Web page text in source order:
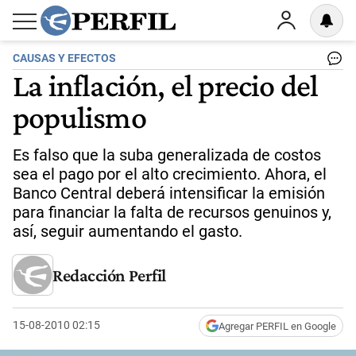
CAUSAS Y EFECTOS
La inflación, el precio del
populismo
Es falso que la suba generalizada de costos
sea el pago por el alto crecimiento. Ahora, el
Banco Central deberá intensificar la emisión
para financiar la falta de recursos genuinos y,
así, seguir aumentando el gasto.
Redacción Perfil
15-08-2010 02:15 Agregar PERFIL en Google